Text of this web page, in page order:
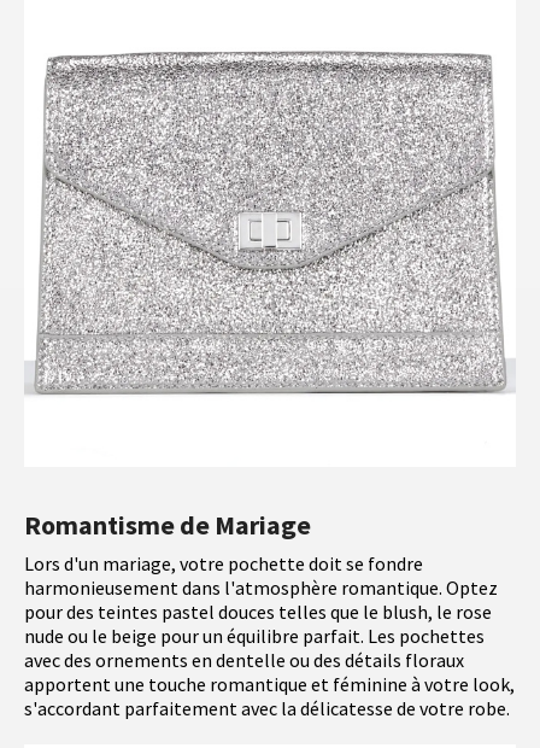
Romantisme de Mariage
Lors d'un mariage, votre pochette doit se fondre
harmonieusement dans l'atmosphère romantique. Optez
pour des teintes pastel douces telles que le blush, le rose
nude ou le beige pour un équilibre parfait. Les pochettes
avec des ornements en dentelle ou des détails floraux
apportent une touche romantique et féminine à votre look,
s'accordant parfaitement avec la délicatesse de votre robe.